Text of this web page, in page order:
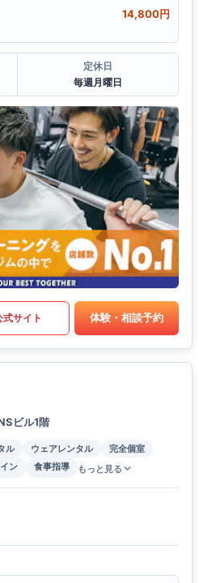
14,800円
定休日
毎週月曜日
式サイト 体験・相談予約
ビル1階
ル ウェアレンタル
完全個室
ン 食事指導 もっと見る